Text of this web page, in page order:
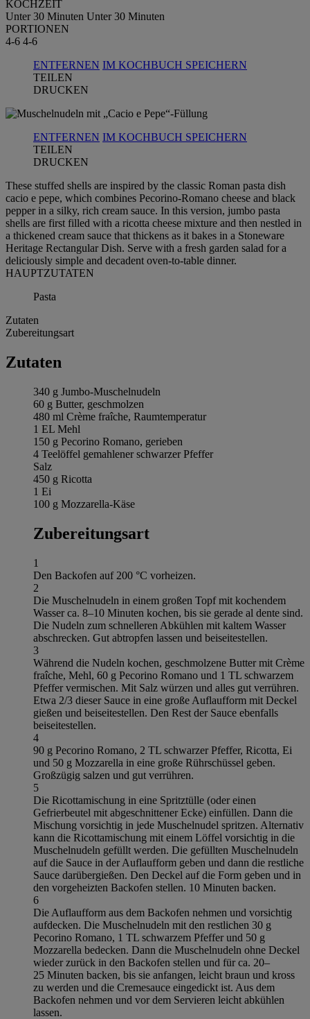
KOCHZEIT
Unter 30 Minuten Unter 30 Minuten
PORTIONEN
4-6 4-6
ENTFERNEN IM KOCHBUCH SPEICHERN
TEILEN
DRUCKEN
ENTFERNEN IM KOCHBUCH SPEICHERN
TEILEN
DRUCKEN
These stuffed shells are inspired by the classic Roman pasta dish
cacio e pepe, which combines Pecorino-Romano cheese and black
pepper in a silky, rich cream sauce. In this version, jumbo pasta
shells are first filled with a ricotta cheese mixture and then nestled in
a thickened cream sauce that thickens as it bakes in a Stoneware
Heritage Rectangular Dish. Serve with a fresh garden salad for a
deliciously simple and decadent oven-to-table dinner.
HAUPTZUTATEN
Pasta
Zutaten
Zubereitungsart
Zutaten
340 g Jumbo-Muschelnudeln
60 g Butter, geschmolzen
480 ml Crème fraîche, Raumtemperatur
1 EL Mehl
150 g Pecorino Romano, gerieben
4 Teelöffel gemahlener schwarzer Pfeffer
Salz
450 g Ricotta
1 Ei
100 g Mozzarella-Käse
Zubereitungsart
1
Den Backofen auf 200 °C vorheizen.
2
Die Muschelnudeln in einem großen Topf mit kochendem
Wasser ca. 8–10 Minuten kochen, bis sie gerade al dente sind.
Die Nudeln zum schnelleren Abkühlen mit kaltem Wasser
abschrecken. Gut abtropfen lassen und beiseitestellen.
3
Während die Nudeln kochen, geschmolzene Butter mit Crème
fraîche, Mehl, 60 g Pecorino Romano und 1 TL schwarzem
Pfeffer vermischen. Mit Salz würzen und alles gut verrühren.
Etwa 2/3 dieser Sauce in eine große Auflaufform mit Deckel
gießen und beiseitestellen. Den Rest der Sauce ebenfalls
beiseitestellen.
4
90 g Pecorino Romano, 2 TL schwarzer Pfeffer, Ricotta, Ei
und 50 g Mozzarella in eine große Rührschüssel geben.
Großzügig salzen und gut verrühren.
5
Die Ricottamischung in eine Spritztülle (oder einen
Gefrierbeutel mit abgeschnittener Ecke) einfüllen. Dann die
Mischung vorsichtig in jede Muschelnudel spritzen. Alternativ
kann die Ricottamischung mit einem Löffel vorsichtig in die
Muschelnudeln gefüllt werden. Die gefüllten Muschelnudeln
auf die Sauce in der Auflaufform geben und dann die restliche
Sauce darübergießen. Den Deckel auf die Form geben und in
den vorgeheizten Backofen stellen. 10 Minuten backen.
6
Die Auflaufform aus dem Backofen nehmen und vorsichtig
aufdecken. Die Muschelnudeln mit den restlichen 30 g
Pecorino Romano, 1 TL schwarzem Pfeffer und 50 g
Mozzarella bedecken. Dann die Muschelnudeln ohne Deckel
wieder zurück in den Backofen stellen und für ca. 20–
25 Minuten backen, bis sie anfangen, leicht braun und kross
zu werden und die Cremesauce eingedickt ist. Aus dem
Backofen nehmen und vor dem Servieren leicht abkühlen
lassen.